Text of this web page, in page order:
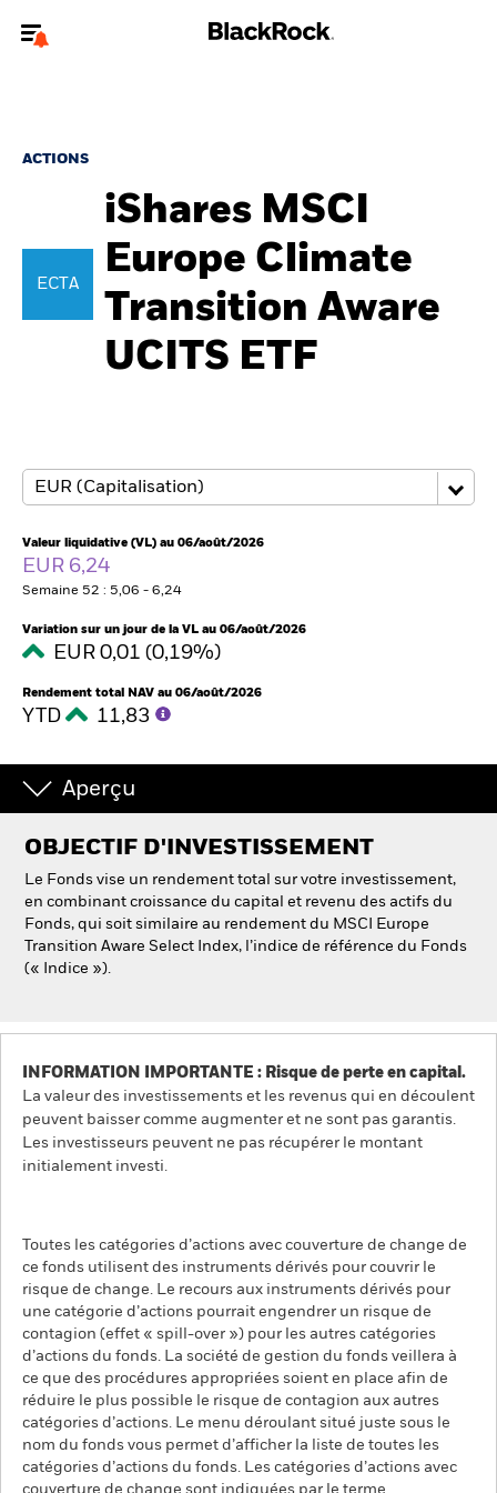
Nous connaître
Thèmes
France
BlackRock
iShares
ACTIONS
ECTA
iShares MSCI
Europe Climate
Transition Aware
UCITS ETF
Valeur liquidative (VL) au 06/août/2026
EUR 6,24
Semaine 52 : 5,06 - 6,24
Variation sur un jour de la VL au 06/août/2026
EUR 0,01 (0,19%)
Rendement total NAV au 06/août/2026
YTD 11,83
Aperçu
OBJECTIF D'INVESTISSEMENT
Le Fonds vise un rendement total sur votre investissement,
en combinant croissance du capital et revenu des actifs du
Fonds, qui soit similaire au rendement du MSCI Europe
Transition Aware Select Index, l’indice de référence du Fonds
(« Indice »).
INFORMATION IMPORTANTE : Risque de perte en capital.
La valeur des investissements et les revenus qui en découlent
peuvent baisser comme augmenter et ne sont pas garantis.
Les investisseurs peuvent ne pas récupérer le montant
initialement investi.
Toutes les catégories d’actions avec couverture de change de
ce fonds utilisent des instruments dérivés pour couvrir le
risque de change. Le recours aux instruments dérivés pour
une catégorie d’actions pourrait engendrer un risque de
contagion (effet « spill-over ») pour les autres catégories
d’actions du fonds. La société de gestion du fonds veillera à
ce que des procédures appropriées soient en place afin de
réduire le plus possible le risque de contagion aux autres
catégories d’actions. Le menu déroulant situé juste sous le
nom du fonds vous permet d’afficher la liste de toutes les
catégories d’actions du fonds. Les catégories d’actions avec
couverture de change sont indiquées par le terme